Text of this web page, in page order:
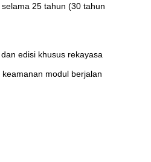
25 tahun (30 tahun
edisi khusus rekayasa
modul berjalan